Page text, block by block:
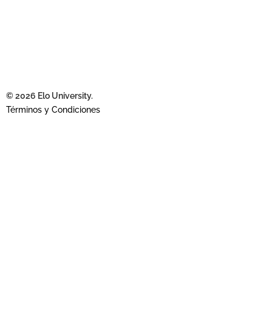
© 2026 Elo University.
Términos y Condiciones